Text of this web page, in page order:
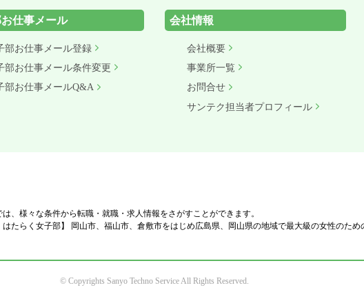
仕事メール
部お仕事メール登録
部お仕事メール条件変更
部お仕事メールQ&A
会社情報
会社概要
事業所一覧
お問合せ
サンテク担当者プロフィール
、様々な条件から転職・就職・求人情報をさがすことができます。
たらく女子部】 岡山市、福山市、倉敷市をはじめ広島県、岡山県の地域で最大級の女性のため
© Copyrights Sanyo Techno Service All Rights Reserved.